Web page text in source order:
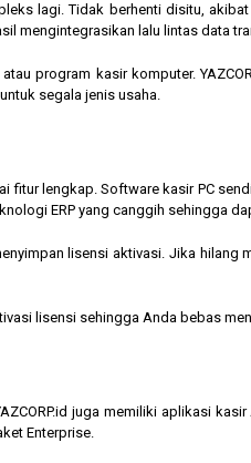
lagi. Tidak berhenti disitu,
mengintegrasikan lalu lintas data
program kasir komputer.
segala jenis usaha.
fitur lengkap. Software kasir PC
ERP yang canggih sehingga
lisensi aktivasi. Jika
lisensi sehingga Anda bebas
juga memiliki aplikasi
Enterprise.